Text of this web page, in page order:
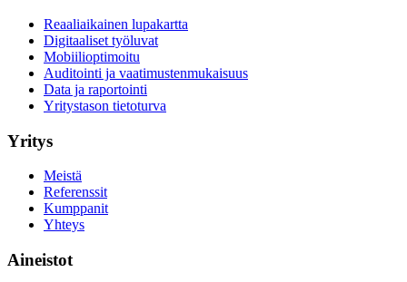
Reaaliaikainen lupakartta
Digitaaliset työluvat
Mobiilioptimoitu
Auditointi ja vaatimustenmukaisuus
Data ja raportointi
Yritystason tietoturva
Yritys
Meistä
Referenssit
Kumppanit
Yhteys
Aineistot